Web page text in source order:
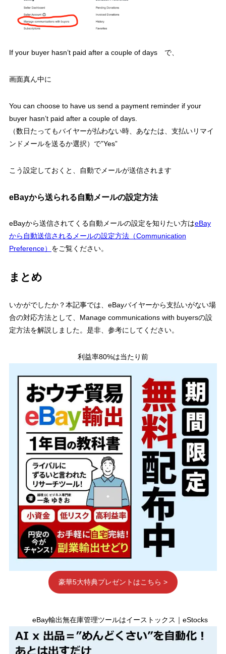
If your buyer hasn’t paid after a couple of days で、
画面真ん中に
You can choose to have us send a payment reminder if your
buyer hasn’t paid after a couple of days.
（数日たってもバイヤーが払わない時、あなたは、支払いリマイ
ンドメールを送るか選択）で”Yes”
こう設定しておくと、自動でメールが送信されます
eBayから送られる自動メールの設定方法
eBayから送信されてくる自動メールの設定を知りたい方はeBay
から自動送信されるメールの設定方法（Communication
Preference） をご覧ください。
まとめ
いかがでしたか？本記事では、eBayバイヤーから支払いがない場
合の対応方法として、Manage communications with buyersの設
定方法を解説しました。是非、参考にしてください。
利益率80%は当たり前
豪華5大特典プレゼントはこちら >
eBay輸出無在庫管理ツールはイーストックス｜eStocks